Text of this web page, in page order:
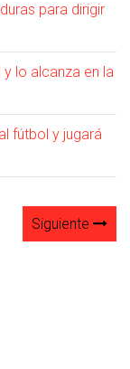
para dirigir
y lo alcanza en la
fútbol y jugará
Siguiente